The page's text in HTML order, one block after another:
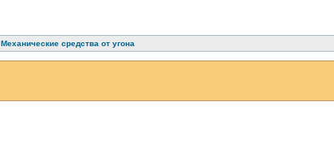
Механические средства от угона